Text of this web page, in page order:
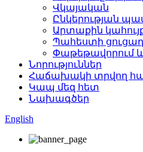
Վկայական
Ընկերության
Արտաքին
Պահեստի
Փաթեթավորում
Նորություններ
Հաճախակի տրվող
Կապ մեզ հետ
Նախագծեր
English